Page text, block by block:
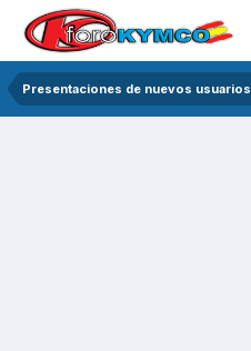
Presentaciones de nuevos usuarios